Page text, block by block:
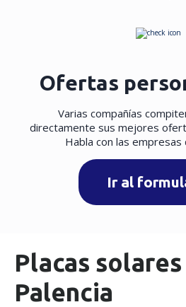
Ofertas
Varias compañías
directamente sus mejores
Habla con las
Ir al
Placas solares
Palencia